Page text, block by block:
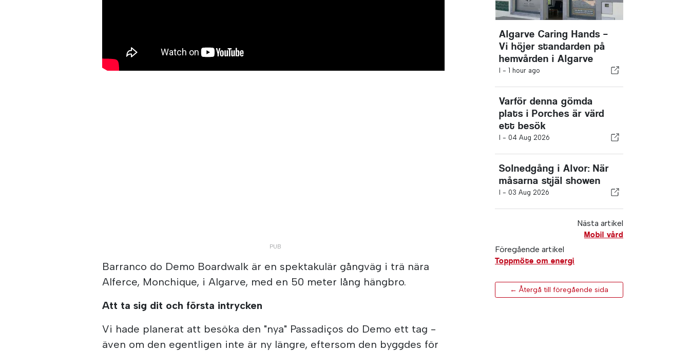
Barranco do Demo Boardwalk är en spektakulär gångväg i trä nära
Alferce, Monchique, i Algarve, med en 50 meter lång hängbro.
Att ta sig dit och första intrycken
Vi hade planerat att besöka den "nya" Passadiços do Demo ett tag -
även om den egentligen inte är ny längre, eftersom den byggdes för
Algarve Caring Hands –
Vi höjer standarden på
hemvården i Algarve
I - 1 hour ago
Varför denna gömda
plats i Porches är värd
ett besök
I - 04 Aug 2026
Solnedgång i Alvor: När
måsarna stjäl showen
I - 03 Aug 2026
Nästa artikel
Mobil vård
Föregående artikel
Toppmöte om energi
← Återgå till föregående sida